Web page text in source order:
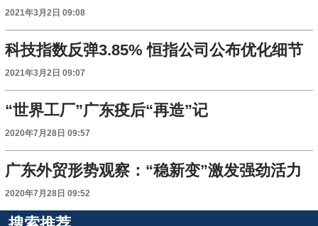
2021年3月2日 09:08
科技指数反弹3.85% 恒指公司公布优化细节
2021年3月2日 09:07
“世界工厂”广东疫后“再造”记
2020年7月28日 09:57
广东外贸形势观察：“稳新变”激发强劲活力
2020年7月28日 09:52